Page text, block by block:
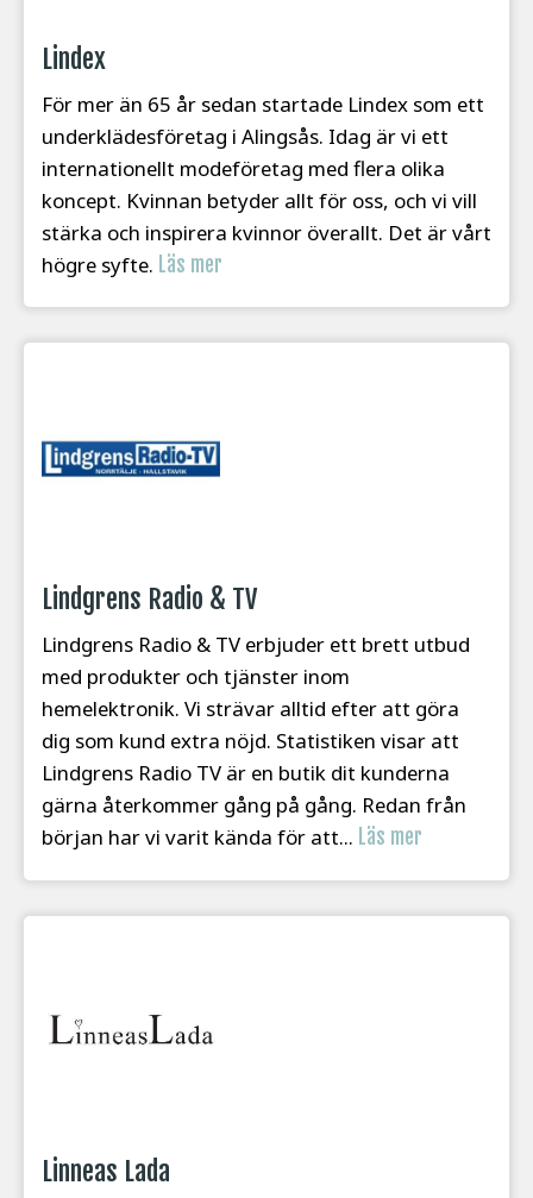
Lindex
För mer än 65 år sedan startade Lindex som ett
underklädes­företag i Alingsås. Idag är vi ett
internationellt modeföretag med flera olika
koncept. Kvinnan betyder allt för oss, och vi vill
stärka och inspirera kvinnor överallt. Det är vårt
högre syfte. Läs mer
Lindgrens Radio & TV
Lindgrens Radio & TV erbjuder ett brett utbud
med produkter och tjänster inom
hemelektronik. Vi strävar alltid efter att göra
dig som kund extra nöjd. Statistiken visar att
Lindgrens Radio TV är en butik dit kunderna
gärna återkommer gång på gång. Redan från
början har vi varit kända för att... Läs mer
Linneas Lada